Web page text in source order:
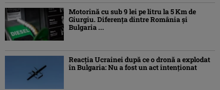
Motorină cu sub 9 lei pe litru la 5 Km de
Giurgiu. Diferența dintre România și
Bulgaria ...
Reacția Ucrainei după ce o dronă a explodat
în Bulgaria: Nu a fost un act intenționat